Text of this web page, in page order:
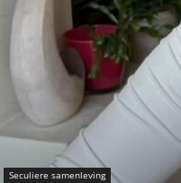
Seculiere samenleving